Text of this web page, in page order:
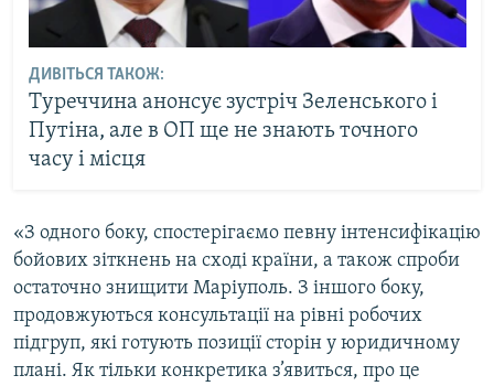
ДИВІТЬСЯ ТАКОЖ:
Туреччина анонсує зустріч Зеленського і
Путіна, але в ОП ще не знають точного
часу і місця
«З одного боку, спостерігаємо певну інтенсифікацію
бойових зіткнень на сході країни, а також спроби
остаточно знищити Маріуполь. З іншого боку,
продовжуються консультації на рівні робочих
підгруп, які готують позиції сторін у юридичному
плані. Як тільки конкретика з’явиться, про це